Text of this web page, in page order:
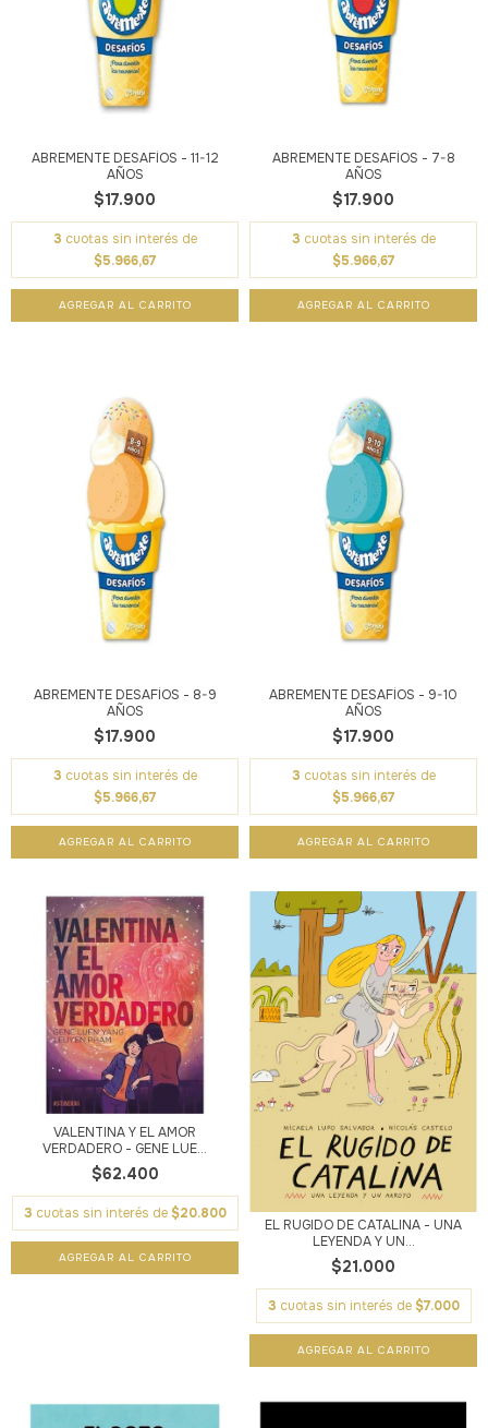
ABREMENTE DESAFÍOS - 11-12
AÑOS
$17.900
3 cuotas sin interés de
$5.966,67
ABREMENTE DESAFÍOS - 7-8
AÑOS
$17.900
3 cuotas sin interés de
$5.966,67
ABREMENTE DESAFÍOS - 8-9
AÑOS
$17.900
3 cuotas sin interés de
$5.966,67
ABREMENTE DESAFÍOS - 9-10
AÑOS
$17.900
3 cuotas sin interés de
$5.966,67
VALENTINA Y EL AMOR
VERDADERO - GENE LUE...
$62.400
3 cuotas sin interés de $20.800
EL RUGIDO DE CATALINA - UNA
LEYENDA Y UN...
$21.000
3 cuotas sin interés de $7.000